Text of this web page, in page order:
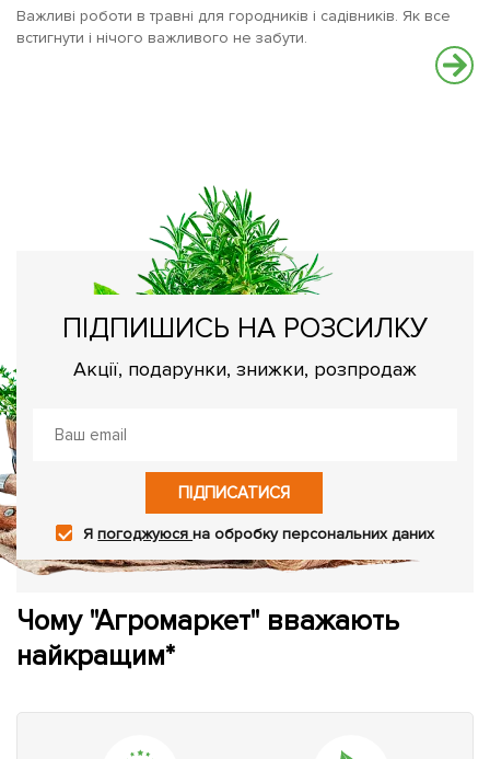
Важливі роботи в травні для городників і садівників. Як все
встигнути і нічого важливого не забути.
ПІДПИШИСЬ НА РОЗСИЛКУ
Акції, подарунки, знижки, розпродаж
ПІДПИСАТИСЯ
Япогоджуюсяна обробку персональних даних
Чому "Агромаркет" вважають
найкращим*